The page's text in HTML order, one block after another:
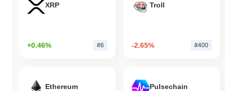
XRP
+0.46% #6
Troll
-2.65% #400
Ethereum Pulsechain